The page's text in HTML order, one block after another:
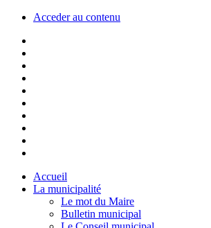
Acceder au contenu
Accueil
La municipalité
Le mot du Maire
Bulletin municipal